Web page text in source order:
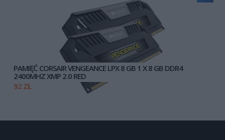
PAMIĘĆ CORSAIR VENGEANCE LPX 8 GB 1 X 8 GB DDR4
2400MHZ XMP 2.0 RED
92 ZŁ